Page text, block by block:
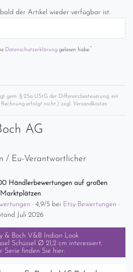
der Artikel wieder verfügbar ist.
Daten­schutz­erklärunggelesen habe.*
gem. § 25a UStG der Differenzbesteuerung, ein
erfolgt nicht.) zzgl. Versandkosten
AG
/ Eu-Verantwortlicher
Händlerbewertungen auf großen
Marktplätzen
· 4,9/5 bei Etsy-Bewertungen ·
Juli 2026
& Boch V&B Indian Look
Schüssel Ø 21,2 cm interessiert.
Serie finden Sie hier: